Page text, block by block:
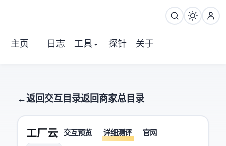
主页 日志 工具 探针 关于
← 返回交互目录返回商家总目录
FacHost(工厂云) 交互预览 详细测评 官网